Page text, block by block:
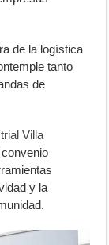
de la logística
tanto
de
Villa
y la